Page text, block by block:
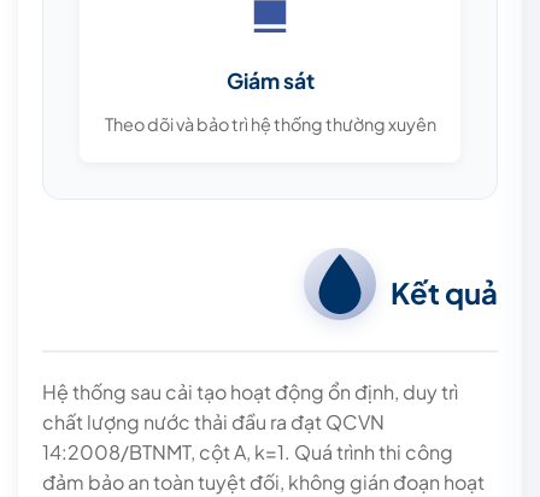
Giám sát
Theo dõi và bảo trì hệ thống thường xuyên
Kết quả
Hệ thống sau cải tạo hoạt động ổn định, duy trì
chất lượng nước thải đầu ra đạt QCVN
14:2008/BTNMT, cột A, k=1. Quá trình thi công
đảm bảo an toàn tuyệt đối, không gián đoạn hoạt